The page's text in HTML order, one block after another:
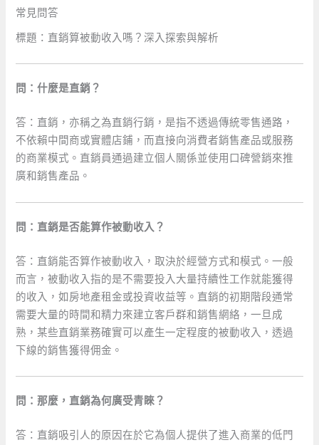
常見問答
標題：直銷算被動收入嗎？深入探索與解析
問：什麼是直銷？
答：直銷，亦稱之為直銷行銷，是指不透過傳統零售通路，
不依賴中間商或實體店鋪，而直接向消費者銷售產品或服務
的商業模式。直銷員通過建立個人關係並使用口碑營銷來推
廣和銷售產品。
問：直銷是否能算作被動收入？
答：直銷能否算作被動收入，取決於經營方式和模式。一般
而言，被動收入指的是不需要投入大量持續性工作就能獲得
的收入，如房地產租金或投資收益等。直銷的初期階段通常
需要大量的時間和精力來建立客戶群和銷售網絡，一旦成
熟，某些直銷業務確實可以產生一定程度的被動收入，透過
下線的銷售獲得佣金。
問：那麼，直銷為何廣受青睞？
答：直銷吸引人的原因在於它為個人提供了進入商業的低門